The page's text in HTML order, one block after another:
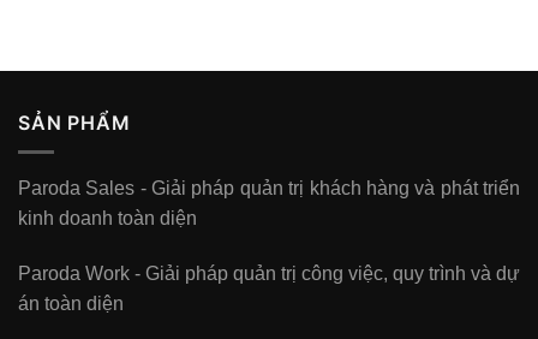
SẢN PHẨM
Paroda Sales - Giải pháp quản trị khách hàng và phát triển
kinh doanh toàn diện
Paroda Work - Giải pháp quản trị công việc, quy trình và dự
án toàn diện